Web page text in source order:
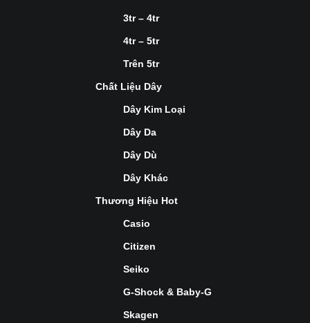
3tr – 4tr
4tr – 5tr
Trên 5tr
Chất Liệu Dây
Dây Kim Loại
Dây Da
Dây Dù
Dây Khác
Thương Hiệu Hot
Casio
Citizen
Seiko
G-Shock & Baby-G
Skagen